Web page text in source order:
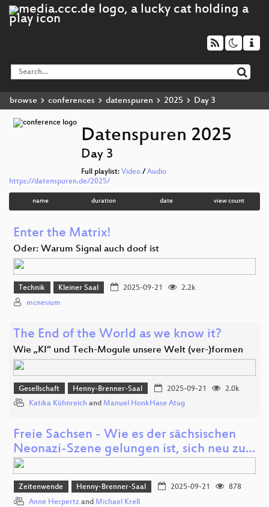
browse conferences datenspuren 2025 Day 3
Datenspuren 2025
Day 3
Full playlist: Video / Audio
https://datenspuren.de/2025/
name duration date view count
Enter the Matrix!
Oder: Warum Signal auch doof ist
Technik Kleiner Saal 2025-09-21
2.2k
mcnesium
The End of the World as we know it?
Wie „KI“ und Tech-Mogule unsere Welt (ver-)formen
Gesellschaft Henny-Brenner-Saal 2025-09-21
2.0k
Katika Kühnreich and Manuel HonkHase Atug
Freie Sachsen - Wie es der sächsischen
Neonazi-Szene gelungen ist, sich neu zu…
Zeitenwende Henny-Brenner-Saal 2025-09-21
878
Anne Herpertz and Michael Krell